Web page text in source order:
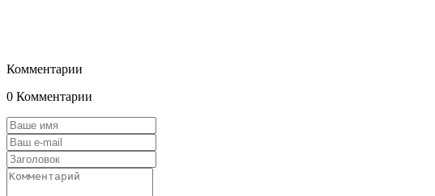
Комментарии
0 Комментарии